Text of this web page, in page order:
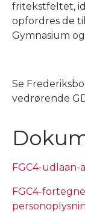
fritekstfeltet,
opfordres de
Gymnasium
Se
vedrørende
FGC4-
FGC4-